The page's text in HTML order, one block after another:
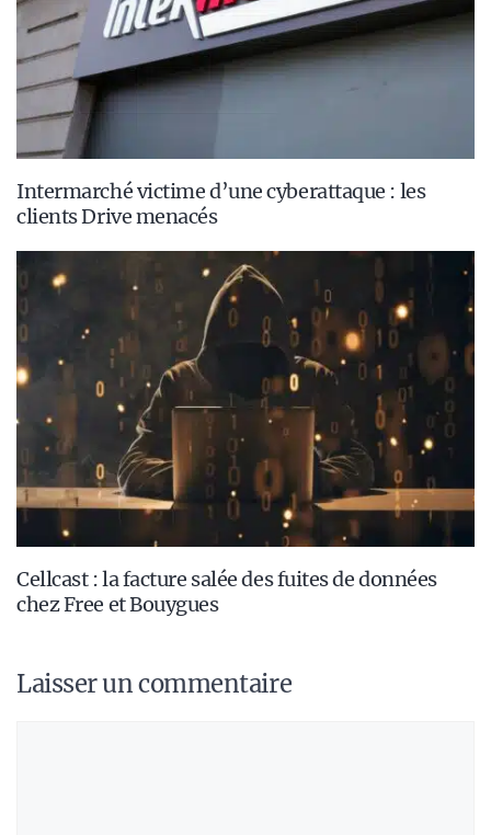
Intermarché victime d’une cyberattaque : les
clients Drive menacés
Cellcast : la facture salée des fuites de données
chez Free et Bouygues
Laisser un commentaire